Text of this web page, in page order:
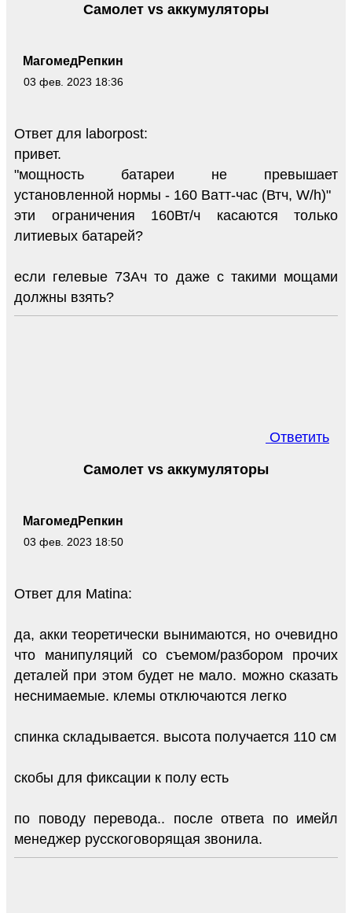
МагомедРепкин
03 фев. 2023 18:36
Самолет vs аккумуляторы
Ответ для laborpost:
привет.
"мощность батареи не превышает
установленной нормы - 160 Ватт-час (Втч, W/h)"
эти ограничения 160Вт/ч касаются только
литиевых батарей?
если гелевые 73Ач то даже с такими мощами
должны взять?
Ответить
МагомедРепкин
03 фев. 2023 18:50
Самолет vs аккумуляторы
Ответ для Matina:
да, акки теоретически вынимаются, но очевидно
что манипуляций со съемом/разбором прочих
деталей при этом будет не мало. можно сказать
неснимаемые. клемы отключаются легко
спинка складывается. высота получается 110 см
скобы для фиксации к полу есть
по поводу перевода.. после ответа по имейл
менеджер русскоговорящая звонила.